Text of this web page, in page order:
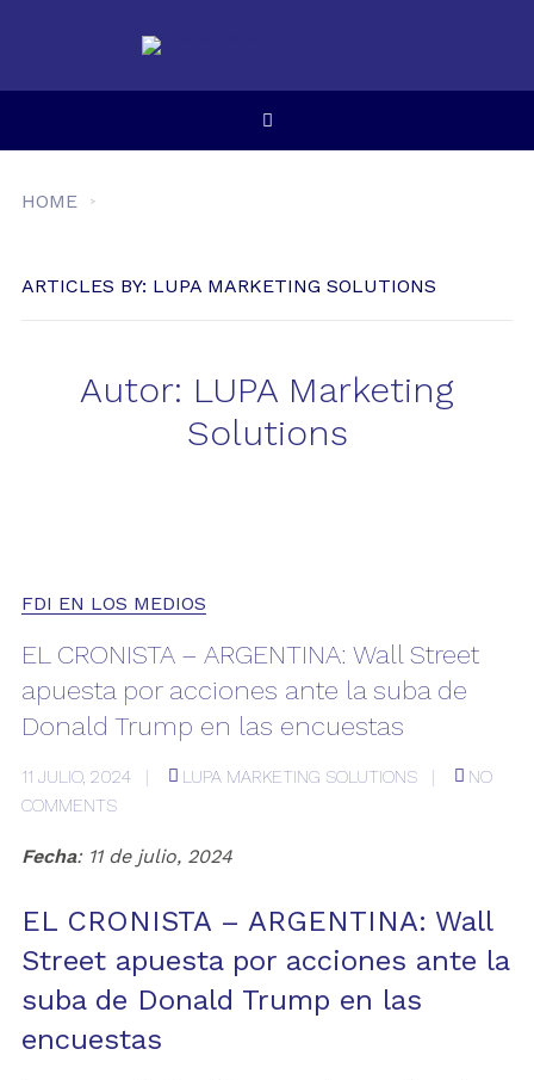
HOME
ARTICLES BY: LUPA MARKETING SOLUTIONS
Autor: LUPA Marketing
Solutions
FDI EN LOS MEDIOS
EL CRONISTA – ARGENTINA: Wall Street
apuesta por acciones ante la suba de
Donald Trump en las encuestas
11 JULIO, 2024 LUPA MARKETING SOLUTIONS
NO
COMMENTS
Fecha: 11 de julio, 2024
EL CRONISTA – ARGENTINA: Wall
Street apuesta por acciones ante la
suba de Donald Trump en las
encuestas